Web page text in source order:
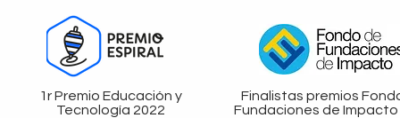
1r Premio Educación y
Tecnología 2022
Finalistas premios
Fundaciones de Impacto